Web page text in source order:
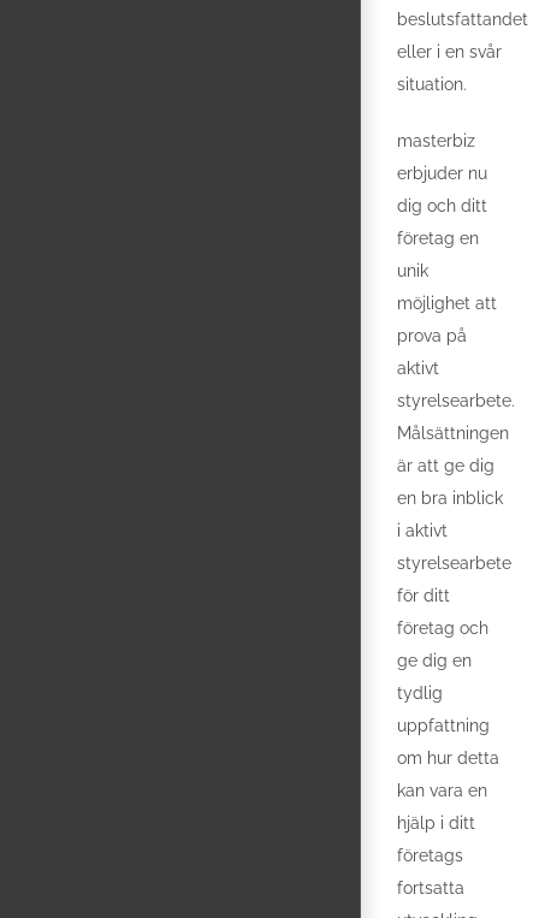
beslutsfattandet
eller i en svår
situation.
masterbiz
erbjuder nu
dig och ditt
företag en
unik
möjlighet att
prova på
aktivt
styrelsearbete.
Målsättningen
är att ge dig
en bra inblick
i aktivt
styrelsearbete
för ditt
företag och
ge dig en
tydlig
uppfattning
om hur detta
kan vara en
hjälp i ditt
företags
fortsatta